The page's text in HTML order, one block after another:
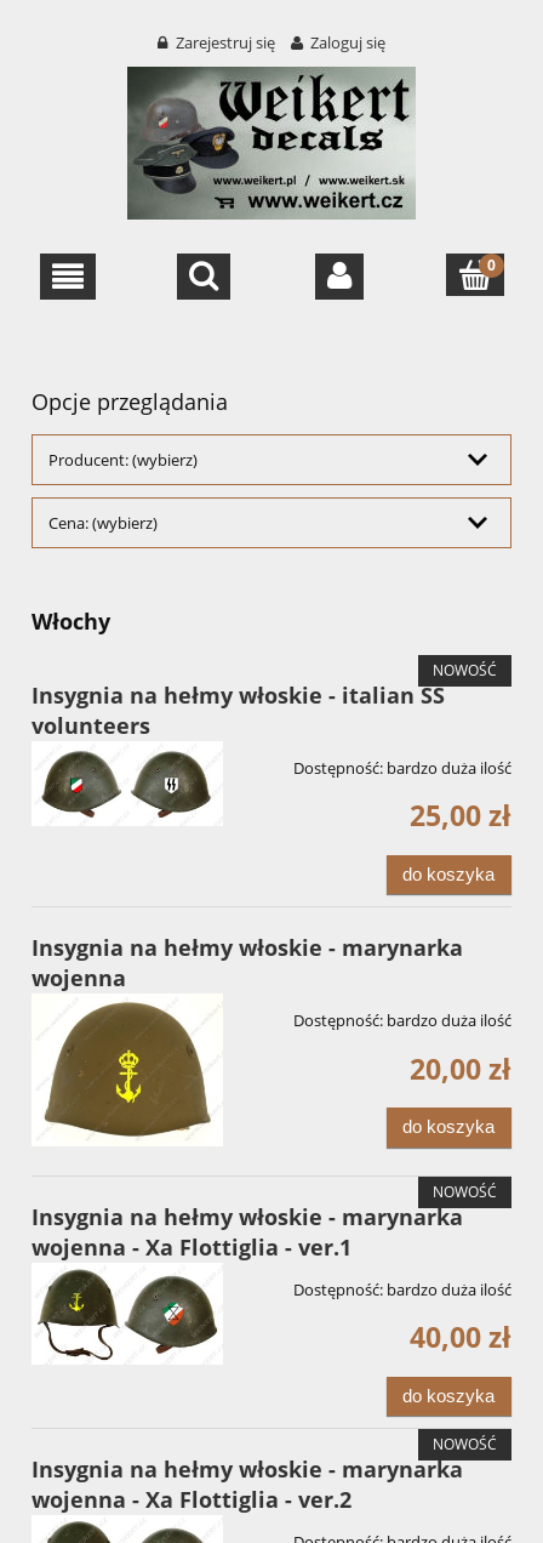
Zarejestruj się Zaloguj się
Opcje przeglądania
Producent: (wybierz)
Cena: (wybierz)
Włochy
Insygnia na hełmy włoskie - italian SS
volunteers
Dostępność: bardzo duża ilość
25,00 zł
do koszyka
NOWOŚĆ
Insygnia na hełmy włoskie - marynarka
wojenna
Dostępność: bardzo duża ilość
20,00 zł
do koszyka
Insygnia na hełmy włoskie - marynarka
wojenna - Xa Flottiglia - ver.1
Dostępność: bardzo duża ilość
40,00 zł
do koszyka
NOWOŚĆ
Insygnia na hełmy włoskie - marynarka
wojenna - Xa Flottiglia - ver.2
NOWOŚĆ